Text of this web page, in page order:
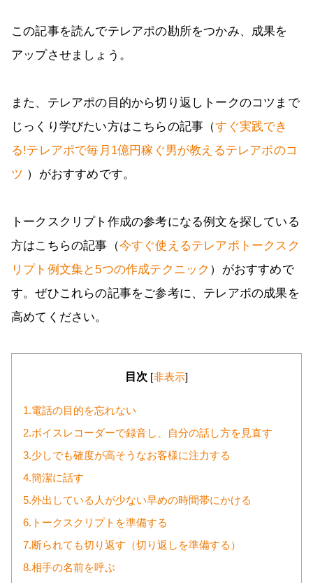
この記事を読んでテレアポの勘所をつかみ、成果を
アップさせましょう。
また、テレアポの目的から切り返しトークのコツまで
じっくり学びたい方はこちらの記事（すぐ実践でき
る!テレアポで毎月1億円稼ぐ男が教えるテレアポのコ
ツ ）がおすすめです。
トークスクリプト作成の参考になる例文を探している
方はこちらの記事（今すぐ使えるテレアポトークスク
リプト例文集と5つの作成テクニック ）がおすすめで
す。ぜひこれらの記事をご参考に、テレアポの成果を
高めてください。
目次 [非表示]
1.電話の目的を忘れない
2.ボイスレコーダーで録音し、自分の話し方を見直す
3.少しでも確度が高そうなお客様に注力する
4.簡潔に話す
5.外出している人が少ない早めの時間帯にかける
6.トークスクリプトを準備する
7.断られても切り返す（切り返しを準備する）
8.相手の名前を呼ぶ